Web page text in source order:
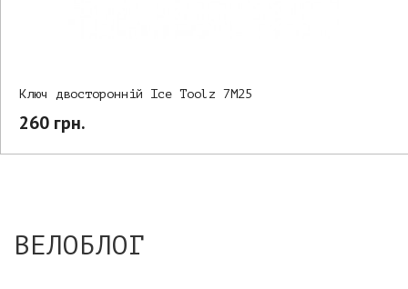
Ключ двосторонній Ice Toolz 7M25
260 грн.
ВЕЛОБЛОГ